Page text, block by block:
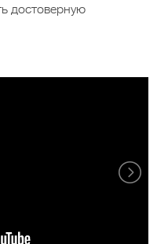
достоверную